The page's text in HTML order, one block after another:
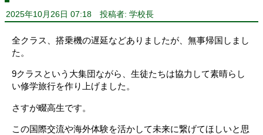
2025年10月26日 07:18 投稿者: 学校長
全クラス、搭乗機の遅延などありましたが、無事帰国しまし
た。
9クラスという大集団ながら、生徒たちは協力して素晴らし
い修学旅行を作り上げました。
さすが畷高生です。
この国際交流や海外体験を活かして未来に繋げてほしいと思